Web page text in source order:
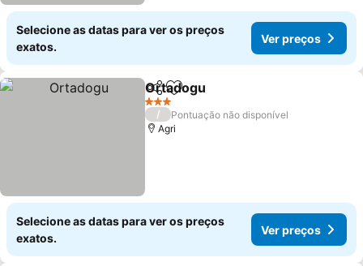
Selecione as datas para ver os preços
exatos.
Ver preços
PartilharAdicionar aos favoritos
Ortadogu
3 Estrelas
/
Pontuação não disponível
Agri
Selecione as datas para ver os preços
exatos.
Ver preços